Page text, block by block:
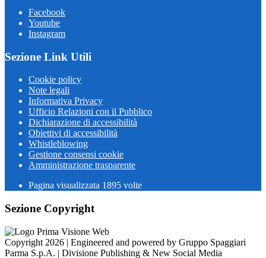
Facebook
Youtube
Instagram
Sezione Link Utili
Cookie policy
Note legali
Informativa Privacy
Ufficio Relazioni con il Pubblico
Dichiarazione di accessibilità
Obiettivi di accessibilità
Whistleblowing
Gestione consensi cookie
Amministrazione trasparente
Pagina visualizzata 1895 volte
Sezione Copyright
Copyright 2026 | Engineered and powered by Gruppo Spaggiari
Parma S.p.A. | Divisione Publishing & New Social Media